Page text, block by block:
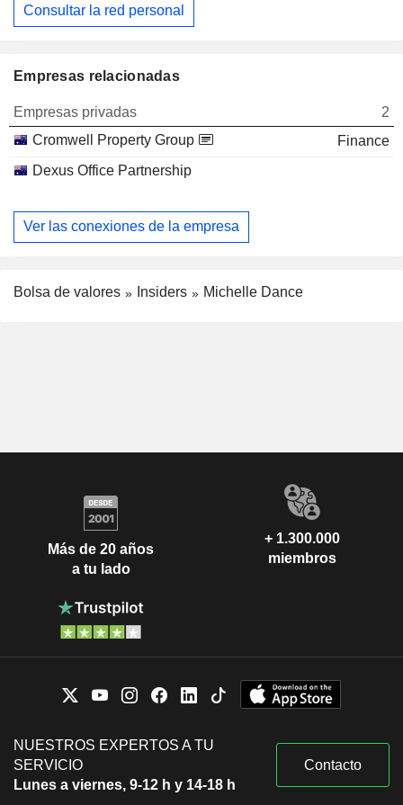
Consultar la red personal
Empresas relacionadas
Empresas privadas
2
Cromwell Property Group
Finance
Dexus Office Partnership
Ver las conexiones de la empresa
Bolsa de valores Insiders Michelle Dance
Más de 20 años
a tu lado
+ 1.300.000
miembros
NUESTROS EXPERTOS A TU
SERVICIO
Lunes a viernes, 9-12 h y 14-18 h
Contacto